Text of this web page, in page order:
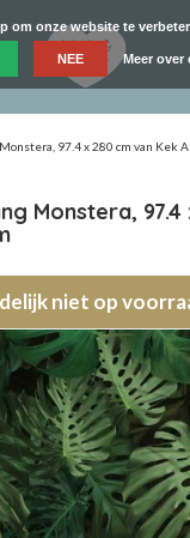
97.4 x 280 cm van Kek
Monstera, 97.4
niet op
om onze website te
NEE Meer over